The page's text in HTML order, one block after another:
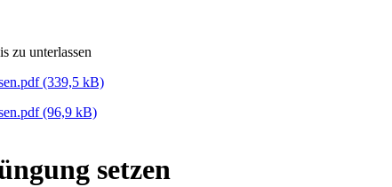
zu unterlassen
(339,5 kB)
(96,9 kB)
setzen